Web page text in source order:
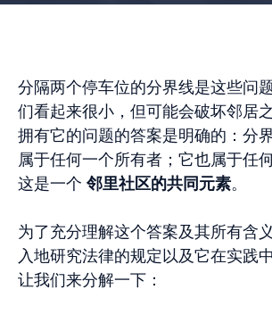
分隔两个停车位的分界线是这些问
们看起来很小，但可能会破坏邻居
拥有它的问题的答案是明确的：分
属于任何一个所有者；它也属于任
这是一个 邻里社区的共同元素。
为了充分理解这个答案及其所有含
入地研究法律的规定以及它在实践
让我们来分解一下：